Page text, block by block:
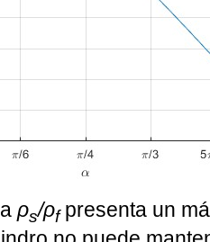
ρs/ρfpresenta un